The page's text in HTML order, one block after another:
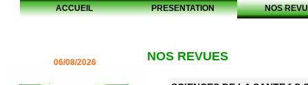
ACCUEIL PRESENTATION NOS
06/08/2026 NOS REVUES